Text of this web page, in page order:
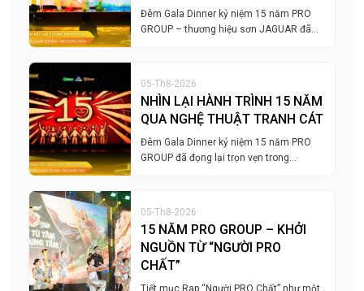
Đêm Gala Dinner kỷ niệm 15 năm PRO
GROUP – thương hiệu sơn JAGUAR đã…
05-Th8-2026
NHÌN LẠI HÀNH TRÌNH 15 NĂM
QUA NGHỆ THUẬT TRANH CÁT
Đêm Gala Dinner kỷ niệm 15 năm PRO
GROUP đã đọng lại trọn vẹn trong…
05-Th8-2026
15 NĂM PRO GROUP – KHỞI
NGUỒN TỪ “NGƯỜI PRO
CHẤT”
Tiết mục Rap “Người PRO Chất” như một